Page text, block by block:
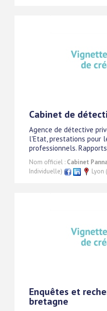
Cabinet de
Agence de détective
l'Etat, prestations pour
professionnels.
Nom officiel : Cabinet
Individuelle)
Lyon
Enquêtes et
bretagne